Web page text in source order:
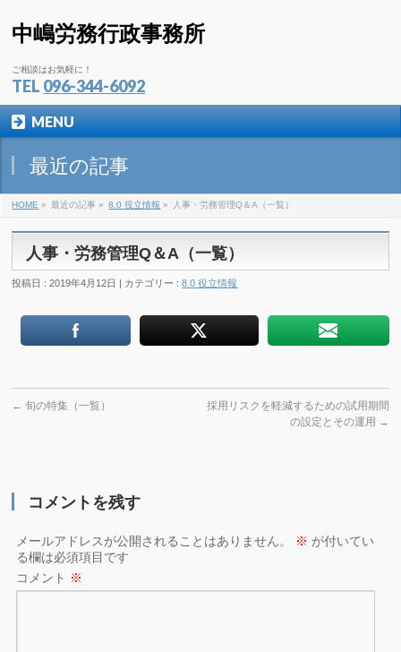
中嶋労務行政事務所
ご相談はお気軽に！
TEL 096-344-6092
MENU
最近の記事
HOME » 最近の記事 » 8.0 役立情報 » 人事・労務管理Q＆A（一覧）
人事・労務管理Q＆A（一覧）
投稿日 : 2019年4月12日 | カテゴリー :8.0 役立情報
← 旬の特集（一覧）
採用リスクを軽減するための試用期間
の設定とその運用 →
コメントを残す
メールアドレスが公開されることはありません。 ※ が付いてい
る欄は必須項目です
コメント ※